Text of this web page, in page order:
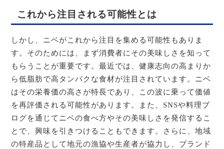
これから注目される可能性とは
しかし、ニベがこれから注目を集める可能性もありま
す。そのためには、まず消費者にその美味しさを知って
もらうことが重要です。最近では、健康志向の高まりか
ら低脂肪で高タンパクな食材が注目されています。ニベ
はその栄養価の高さが特長であり、この波に乗って価値
を再評価される可能性があります。また、SNSや料理ブ
ログを通じてニベの食べ方やその美味しさを発信するこ
とで、興味を引きつけることもできます。さらに、地域
の特産品として地元の漁協や生産者が協力し、ブランド